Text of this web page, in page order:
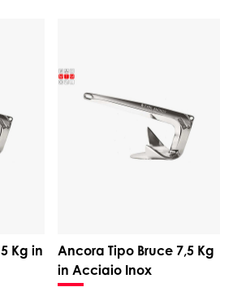
Kg in
Ancora Tipo Bruce 7,5 Kg
in Acciaio Inox